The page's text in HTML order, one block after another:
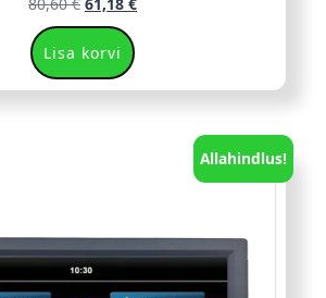
Lisa korvi
Allahindlus!